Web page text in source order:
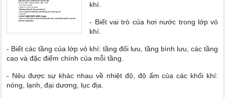
khí.
- Biết vai trò của hơi nước trong lớp vỏ
khí.
- Biết các tầng của lớp vỏ khí: tầng đối lưu, tầng bình lưu, các tầng
cao và đặc điểm chính của mỗi tầng.
- Nêu được sự khác nhau về nhiệt độ, độ ẩm của các khối khí:
nóng, lạnh, đại dương, lục địa.